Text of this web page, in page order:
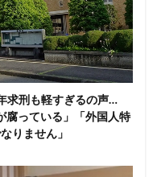
求刑も軽すぎるの声…
腐っている」「外国人特
りません」